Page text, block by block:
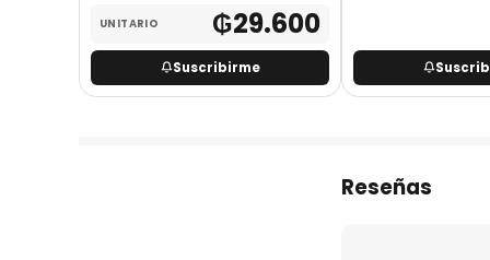
UNITARIO ₲29.600
Suscribirme
Reseñas